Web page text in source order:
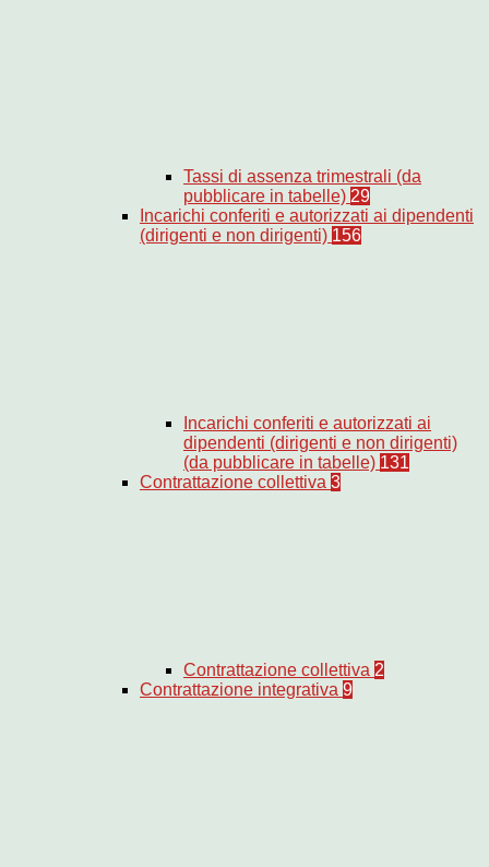
Tassi di assenza trimestrali (da
pubblicare in tabelle) 29
Incarichi conferiti e autorizzati ai dipendenti
(dirigenti e non dirigenti) 156
Incarichi conferiti e autorizzati ai
dipendenti (dirigenti e non dirigenti)
(da pubblicare in tabelle) 131
Contrattazione collettiva 3
Contrattazione collettiva 2
Contrattazione integrativa 9